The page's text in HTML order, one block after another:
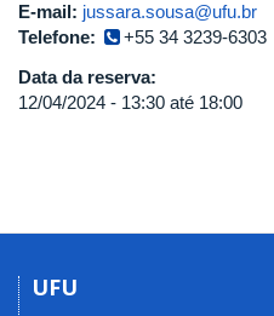
E-mail: jussara.sousa@ufu.br
Telefone:
+55 34 3239-6303
Data da reserva:
12/04/2024 - 13:30 até 18:00
UFU